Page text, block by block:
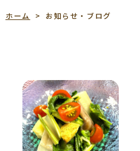
ホーム > お知らせ・ブログ